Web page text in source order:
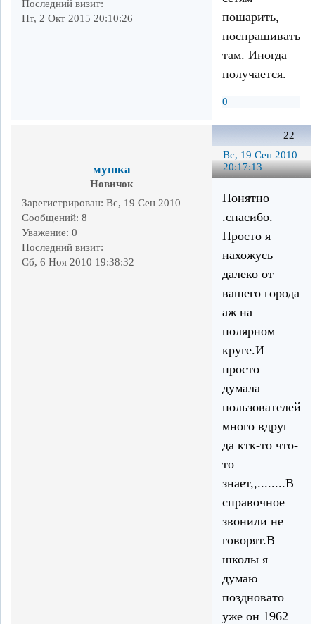
Последний визит:
Пт, 2 Окт 2015 20:10:26
пошарить,
поспрашивать
там. Иногда
получается.
0
22
Вс, 19 Сен 2010
20:17:13
мушка
Новичок
Зарегистрирован: Вс, 19 Сен 2010
Сообщений: 8
Уважение: 0
Последний визит:
Сб, 6 Ноя 2010 19:38:32
Понятно
.спасибо.
Просто я
нахожусь
далеко от
вашего города
аж на
полярном
круге.И
просто
думала
пользователей
много вдруг
да ктк-то что-
то
знает,,........В
справочное
звонили не
говорят.В
школы я
думаю
поздновато
уже он 1962